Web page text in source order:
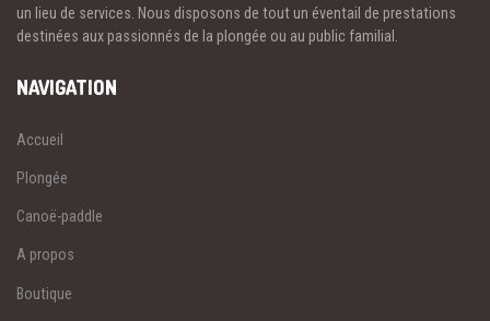
un lieu de services. Nous disposons de tout un éventail de prestations
destinées aux passionnés de la plongée ou au public familial.
NAVIGATION
Accueil
Plongée
Canoë-paddle
A propos
Boutique